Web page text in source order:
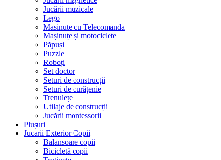
Jucării muzicale
Lego
Masinute cu Telecomanda
Mașinuțe și motociclete
Păpuși
Puzzle
Roboți
Set doctor
Seturi de construcții
Seturi de curățenie
Trenulețe
Utilaje de construcții
Jucării montessorii
Plușuri
Jucarii Exterior Copii
Balansoare copii
Bicicletă copii